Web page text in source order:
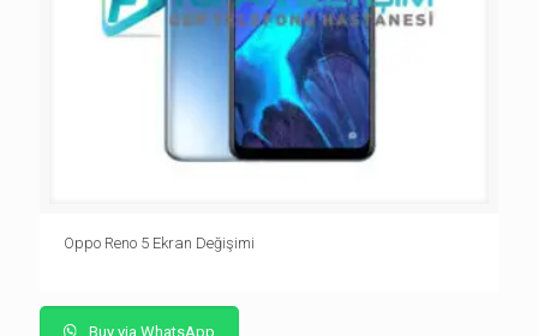
Oppo Reno 5 Ekran Değişimi
Buy via WhatsApp